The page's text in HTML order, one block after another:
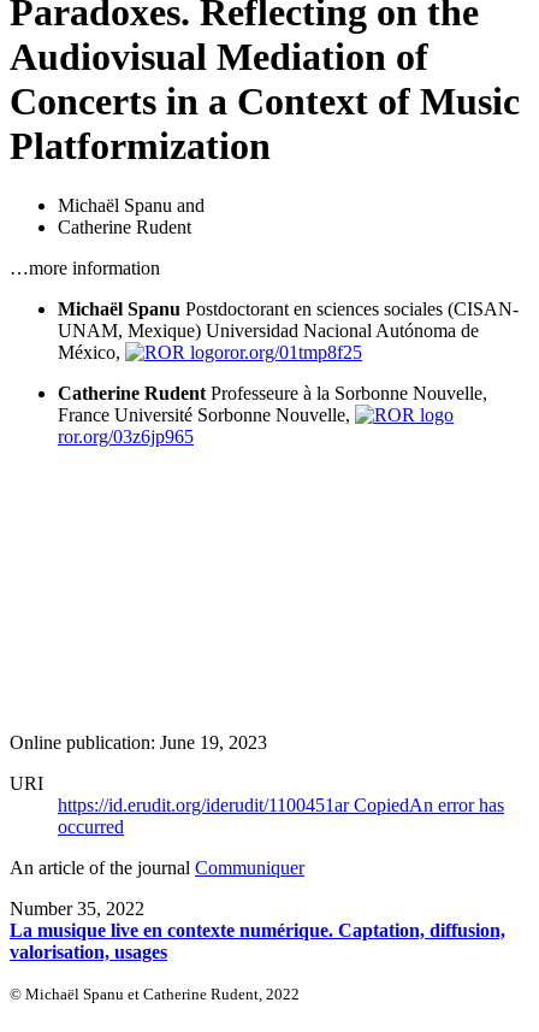
Paradoxes. Reflecting on the
Audiovisual Mediation of
Concerts in a Context of Music
Platformization
Michaël Spanu and
Catherine Rudent
…more information
Michaël Spanu Postdoctorant en sciences sociales (CISAN-
UNAM, Mexique) Universidad Nacional Autónoma de
México,
ror.org/01tmp8f25
Catherine Rudent Professeure à la Sorbonne Nouvelle,
France Université Sorbonne Nouvelle,
ror.org/03z6jp965
Online publication: June 19, 2023
URI
https://id.erudit.org/iderudit/1100451arCopiedAn error has
occurred
An article of the journal Communiquer
Number 35, 2022
La musique live en contexte numérique. Captation, diffusion,
valorisation, usages
© Michaël Spanu et Catherine Rudent, 2022